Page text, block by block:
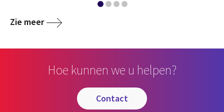
Zie meer
Hoe kunnen we u helpen?
contact